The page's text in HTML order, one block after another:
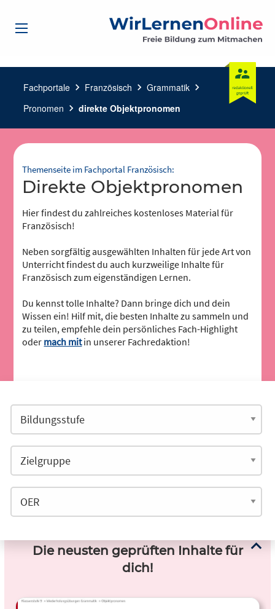
Fachportale chevron_right Französisch chevron_right Grammatik chevron_right
Pronomen chevron_right direkte Objektpronomen
Themenseite im Fachportal Französisch:
direkte Objektpronomen
Hier findest du zahlreiches kostenloses Material für
Französisch!
Neben sorgfältig ausgewählten Inhalten für jede Art von
Unterricht findest du auch kurzweilige Inhalte für
Französisch zum eigenständigen Lernen.
Du kennst tolle Inhalte? Dann bringe dich und dein
Wissen ein! Hilf mit, die besten Inhalte zu sammeln und
zu teilen, empfehle dein persönliches Fach-Highlight
oder mach mitin unserer Fachredaktion!
Die neusten geprüften Inhalte für
dich!